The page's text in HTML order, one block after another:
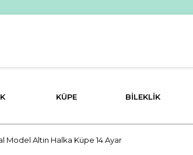
KÜPE BILEKLIK
Model Altın Halka Küpe 14 Ayar